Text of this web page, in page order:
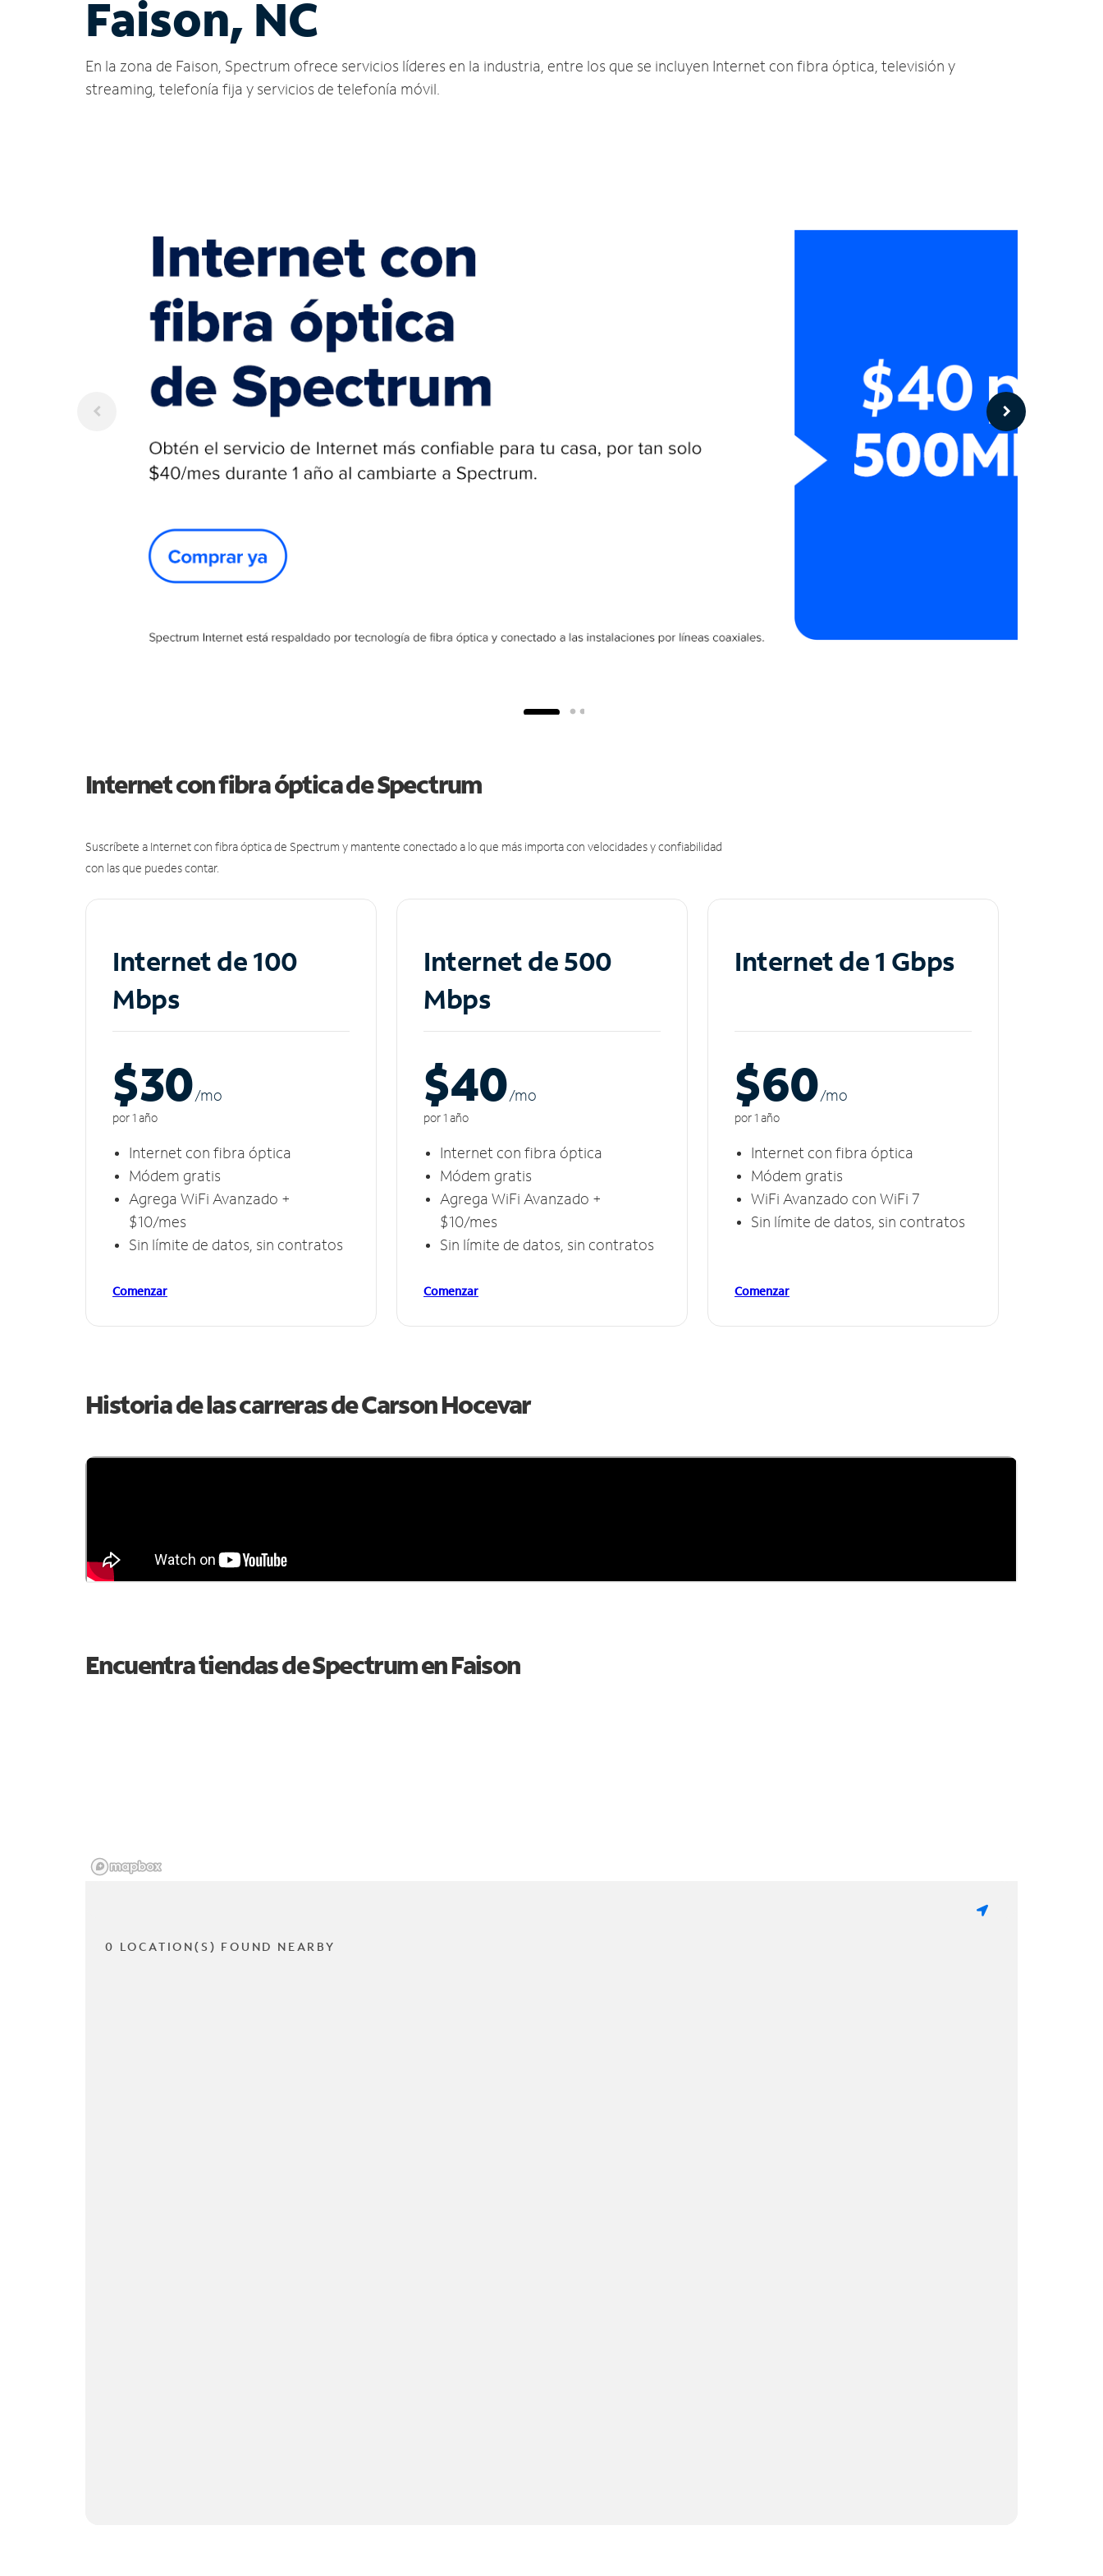
Faison, NC
En la zona de Faison, Spectrum ofrece servicios líderes en la industria, entre los que se incluyen Internet con fibra óptica, televisión y
streaming, telefonía fija y servicios de telefonía móvil.
Internet con fibra óptica de Spectrum
Suscríbete a Internet con fibra óptica de Spectrum y mantente conectado a lo que más importa con velocidades y confiabilidad
con las que puedes contar.
Internet de 100
Mbps
$30/mo
por 1 año
Internet con fibra óptica
Módem gratis
Agrega WiFi Avanzado +
$10/mes
Sin límite de datos, sin contratos
Comenzar
Internet de 500
Mbps
$40/mo
por 1 año
Internet con fibra óptica
Módem gratis
Agrega WiFi Avanzado +
$10/mes
Sin límite de datos, sin contratos
Comenzar
Internet de 1 Gbps
$60/mo
por 1 año
Internet con fibra óptica
Módem gratis
WiFi Avanzado con WiFi 7
Sin límite de datos, sin contratos
Comenzar
Historia de las carreras de Carson Hocevar
Encuentra tiendas de Spectrum enFaison
0 LOCATION(S) FOUND NEARBY